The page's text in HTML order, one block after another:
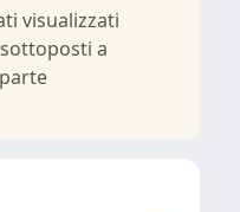
visualizzati
a